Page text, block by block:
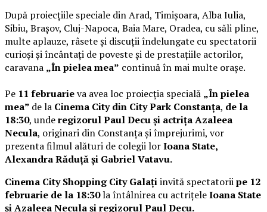
După proiecțiile speciale din Arad, Timișoara, Alba Iulia,
Sibiu, Brașov, Cluj-Napoca, Baia Mare, Oradea, cu săli pline,
multe aplauze, râsete și discuții îndelungate cu spectatorii
curioși și încântați de poveste și de prestațiile actorilor,
caravana „În pielea mea” continuă în mai multe orașe.
Pe 11 februarieva avea loc proiecția specială „În pielea
mea” de la Cinema City din City Park Constanța, de la
18:30, underegizorul Paul Decu și actrița Azaleea
Necula, originari din Constanța și împrejurimi, vor
prezenta filmul alături de colegii lorIoana State,
Alexandra Răduță și Gabriel Vatavu.
Cinema City Shopping City Galațiinvită spectatoriipe 12
februarie de la 18:30la întâlnirea cu actrițeleIoana State
și Azaleea Necula și regizorul Paul Decu.